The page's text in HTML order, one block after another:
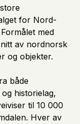
for Nord-
med
av nordnorsk
og objekter.
både
historielag,
til 10 000
Hver av